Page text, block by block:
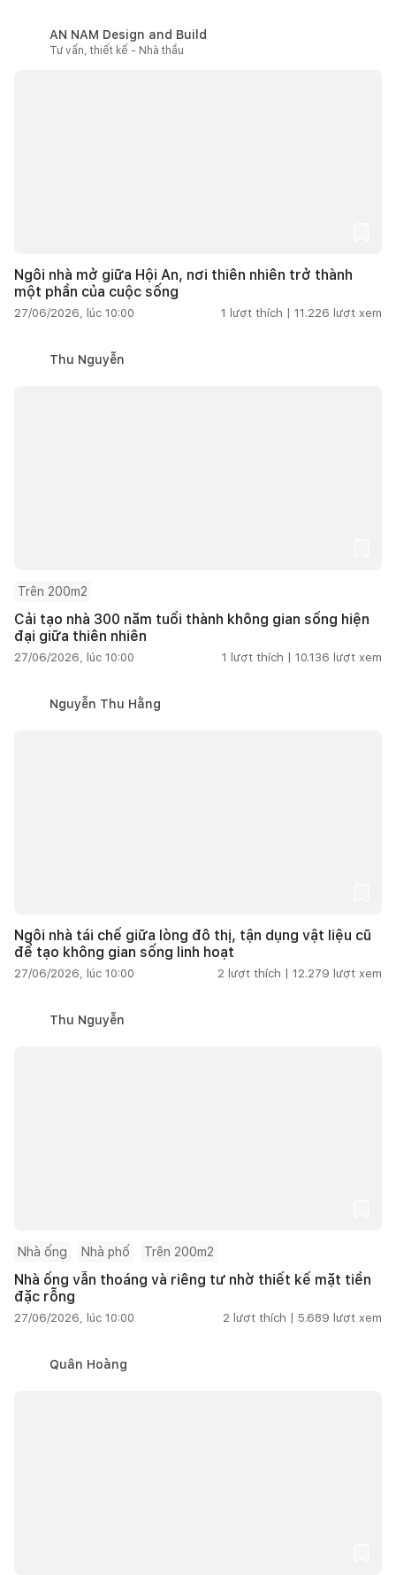
AN NAM Design and Build
Tư vấn, thiết kế - Nhà thầu
Ngôi nhà mở giữa Hội An, nơi thiên nhiên trở thành
một phần của cuộc sống
27/06/2026, lúc 10:00 1 lượt thích | 11.226 lượt xem
Thu Nguyễn
Trên 200m2
Cải tạo nhà 300 năm tuổi thành không gian sống hiện
đại giữa thiên nhiên
27/06/2026, lúc 10:00 1 lượt thích | 10.136 lượt xem
Nguyễn Thu Hằng
Ngôi nhà tái chế giữa lòng đô thị, tận dụng vật liệu cũ
để tạo không gian sống linh hoạt
27/06/2026, lúc 10:00 2 lượt thích | 12.279 lượt xem
Thu Nguyễn
Nhà ống Nhà phố Trên 200m2
Nhà ống vẫn thoáng và riêng tư nhờ thiết kế mặt tiền
đặc rỗng
27/06/2026, lúc 10:00 2 lượt thích | 5.689 lượt xem
Quân Hoàng